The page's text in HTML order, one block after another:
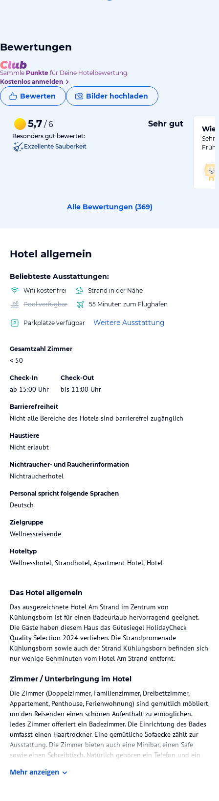
Bewertungen
Sammle Punkte für Deine Hotelbewertung.
Kostenlos anmelden
Bewerten Bilder hochladen
5,7 / 6 Sehr gut
Besonders gut bewertet:
Exzellente Sauberkeit
Sehr
Alle Bewertungen (369)
Hotel allgemein
Beliebteste Ausstattungen:
Wifi kostenfrei
Strand in der Nähe
Pool verfügbar
55 Minuten zum Flughafen
Parkplätze verfügbar Weitere Ausstattung
Gesamtzahl Zimmer
< 50
Check-In
ab 15:00 Uhr
Check-Out
bis 11:00 Uhr
Barrierefreiheit
Nicht alle Bereiche des Hotels sind barrierefrei zugänglich
Haustiere
Nicht erlaubt
Nichtraucher- und Raucherinformation
Nichtraucherhotel
Personal spricht folgende Sprachen
Deutsch
Zielgruppe
Wellnessreisende
Hoteltyp
Wellnesshotel, Strandhotel, Apartment-Hotel, Hotel
Das Hotel allgemein
Das ausgezeichnete Hotel Am Strand im Zentrum von
Kühlungsborn ist für einen Badeurlaub hervorragend geeignet.
Die Gäste haben diesem Haus das Gütesiegel HolidayCheck
Quality Selection 2024 verliehen. Die Strandpromenade
Kühlungsborn sowie auch der Strand Kühlungsborn befinden sich
nur wenige Gehminuten vom Hotel Am Strand entfernt.
Zimmer / Unterbringung im Hotel
Die Zimmer (Doppelzimmer, Familienzimmer, Dreibettzimmer,
Appartement, Penthouse, Ferienwohnung) sind gemütlich möbliert,
um den Reisenden einen schönen Aufenthalt zu ermöglichen.
Jedes Zimmer offeriert ein Badezimmer. Die Einrichtung des Bades
umfasst einen Haartrockner. Eine gemütliche Sofaecke zählt zur
Ausstattung. Die Zimmer bieten auch eine Minibar, einen Safe
sowie einen Schreibtisch. Natürlich gehören ein Telefon und ein
Mehr anzeigen